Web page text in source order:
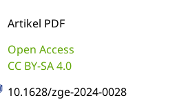
Artikel PDF
Open Access
CC BY-SA 4.0
10.1628/zge-2024-0028